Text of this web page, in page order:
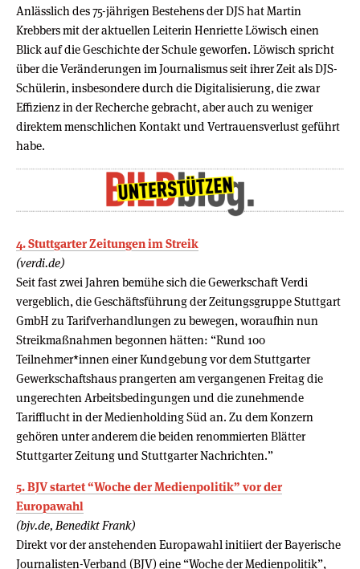
Anlässlich des 75-jährigen Bestehens der DJS hat Martin
Krebbers mit der aktuellen Leiterin Henriette Löwisch einen
Blick auf die Geschichte der Schule geworfen. Löwisch spricht
über die Veränderungen im Journalismus seit ihrer Zeit als DJS-
Schülerin, insbesondere durch die Digitalisierung, die zwar
Effizienz in der Recherche gebracht, aber auch zu weniger
direktem menschlichen Kontakt und Vertrauensverlust geführt
habe.
4. Stuttgarter Zeitungen im Streik
(verdi.de)
Seit fast zwei Jahren bemühe sich die Gewerkschaft Verdi
vergeblich, die Geschäftsführung der Zeitungsgruppe Stuttgart
GmbH zu Tarifverhandlungen zu bewegen, woraufhin nun
Streikmaßnahmen begonnen hätten: “Rund 100
Teilnehmer*innen einer Kundgebung vor dem Stuttgarter
Gewerkschaftshaus prangerten am vergangenen Freitag die
ungerechten Arbeitsbedingungen und die zunehmende
Tarifflucht in der Medienholding Süd an. Zu dem Konzern
gehören unter anderem die beiden renommierten Blätter
Stuttgarter Zeitung und Stuttgarter Nachrichten.”
5. BJV startet “Woche der Medienpolitik” vor der
Europawahl
(bjv.de, Benedikt Frank)
Direkt vor der anstehenden Europawahl initiiert der Bayerische
Journalisten-Verband (BJV) eine “Woche der Medienpolitik”,